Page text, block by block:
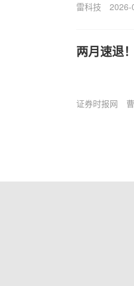
雷科技 2026-
两月速退
证券时报网